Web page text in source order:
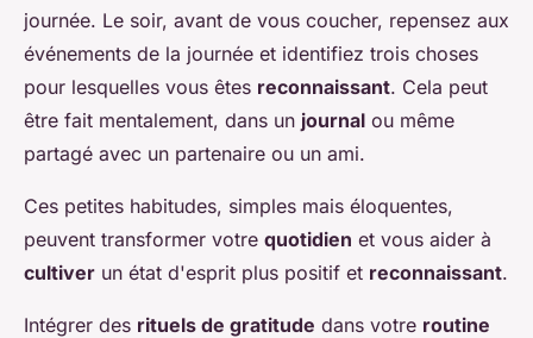
journée. Le soir, avant de vous coucher, repensez aux
événements de la journée et identifiez trois choses
pour lesquelles vous êtes reconnaissant. Cela peut
être fait mentalement, dans un journal ou même
partagé avec un partenaire ou un ami.
Ces petites habitudes, simples mais éloquentes,
peuvent transformer votre quotidien et vous aider à
cultiver un état d'esprit plus positif et reconnaissant.
Intégrer des rituels de gratitude dans votre routine